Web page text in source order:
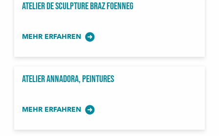
Atelier de Sculpture BRAZ FOENNEG
MEHR ERFAHREN
Atelier Annadora, Peintures
MEHR ERFAHREN